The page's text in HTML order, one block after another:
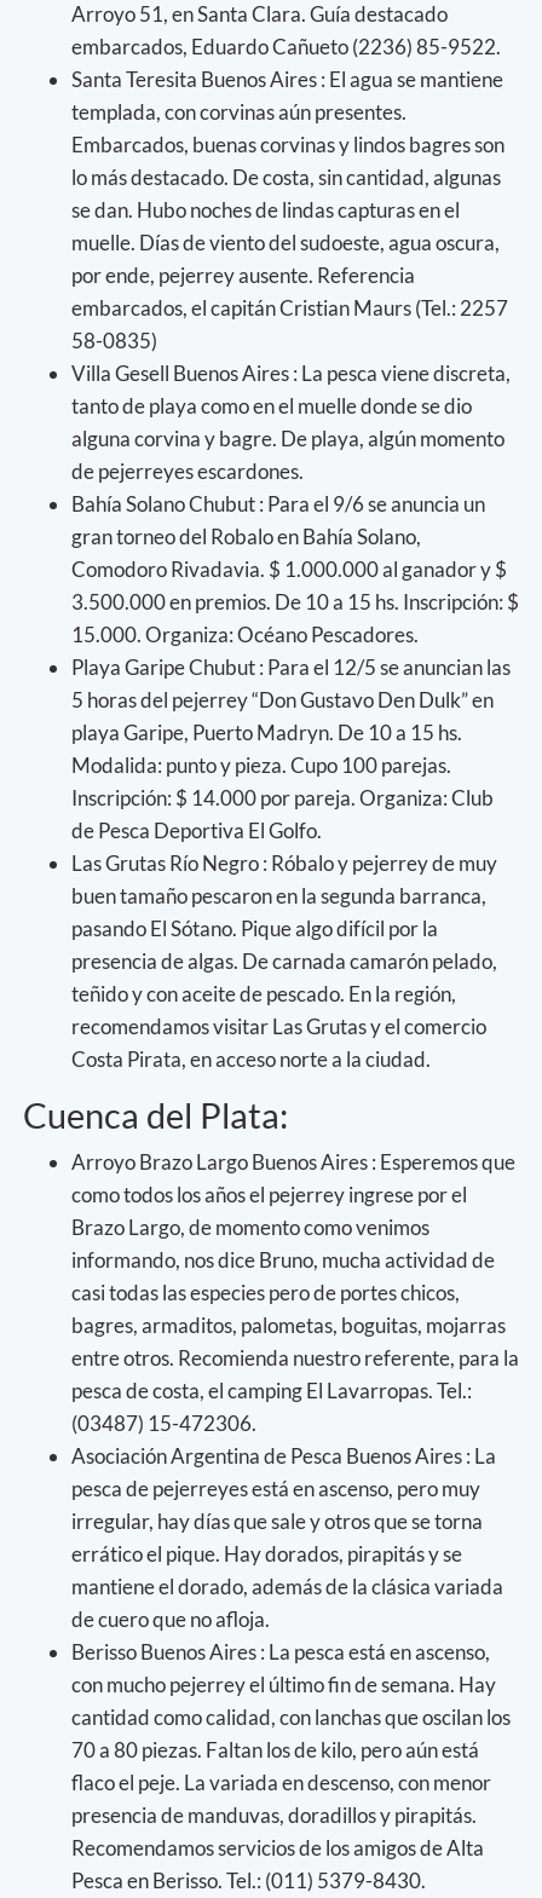
Arroyo 51, en Santa Clara. Guía destacado
embarcados, Eduardo Cañueto (2236) 85-9522.
Santa Teresita Buenos Aires : El agua se mantiene
templada, con corvinas aún presentes.
Embarcados, buenas corvinas y lindos bagres son
lo más destacado. De costa, sin cantidad, algunas
se dan. Hubo noches de lindas capturas en el
muelle. Días de viento del sudoeste, agua oscura,
por ende, pejerrey ausente. Referencia
embarcados, el capitán Cristian Maurs (Tel.: 2257
58-0835)
Villa Gesell Buenos Aires : La pesca viene discreta,
tanto de playa como en el muelle donde se dio
alguna corvina y bagre. De playa, algún momento
de pejerreyes escardones.
Bahía Solano Chubut : Para el 9/6 se anuncia un
gran torneo del Robalo en Bahía Solano,
Comodoro Rivadavia. $ 1.000.000 al ganador y $
3.500.000 en premios. De 10 a 15 hs. Inscripción: $
15.000. Organiza: Océano Pescadores.
Playa Garipe Chubut : Para el 12/5 se anuncian las
5 horas del pejerrey “Don Gustavo Den Dulk” en
playa Garipe, Puerto Madryn. De 10 a 15 hs.
Modalida: punto y pieza. Cupo 100 parejas.
Inscripción: $ 14.000 por pareja. Organiza: Club
de Pesca Deportiva El Golfo.
Las Grutas Río Negro : Róbalo y pejerrey de muy
buen tamaño pescaron en la segunda barranca,
pasando El Sótano. Pique algo difícil por la
presencia de algas. De carnada camarón pelado,
teñido y con aceite de pescado. En la región,
recomendamos visitar Las Grutas y el comercio
Costa Pirata, en acceso norte a la ciudad.
Cuenca del Plata:
Arroyo Brazo Largo Buenos Aires : Esperemos que
como todos los años el pejerrey ingrese por el
Brazo Largo, de momento como venimos
informando, nos dice Bruno, mucha actividad de
casi todas las especies pero de portes chicos,
bagres, armaditos, palometas, boguitas, mojarras
entre otros. Recomienda nuestro referente, para la
pesca de costa, el camping El Lavarropas. Tel.:
(03487) 15-472306.
Asociación Argentina de Pesca Buenos Aires : La
pesca de pejerreyes está en ascenso, pero muy
irregular, hay días que sale y otros que se torna
errático el pique. Hay dorados, pirapitás y se
mantiene el dorado, además de la clásica variada
de cuero que no afloja.
Berisso Buenos Aires : La pesca está en ascenso,
con mucho pejerrey el último fin de semana. Hay
cantidad como calidad, con lanchas que oscilan los
70 a 80 piezas. Faltan los de kilo, pero aún está
flaco el peje. La variada en descenso, con menor
presencia de manduvas, doradillos y pirapitás.
Recomendamos servicios de los amigos de Alta
Pesca en Berisso. Tel.: (011) 5379-8430.